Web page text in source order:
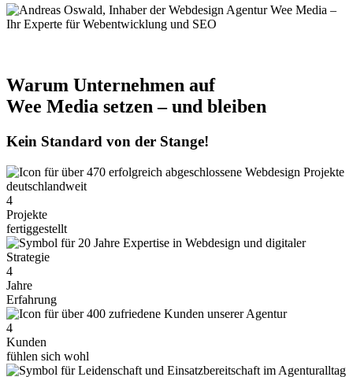
Warum Unternehmen auf
Wee Media setzen – und bleiben
Kein Standard von der Stange!
4
Projekte
fertiggestellt
4
Jahre
Erfahrung
4
Kunden
fühlen sich wohl